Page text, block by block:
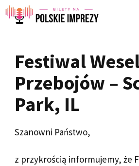
Przejdź
do
Festiwal
Przebojów –
Park, IL
Szanowni Państwo,
z przykrością informujemy, że